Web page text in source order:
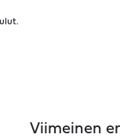
Viimeinen